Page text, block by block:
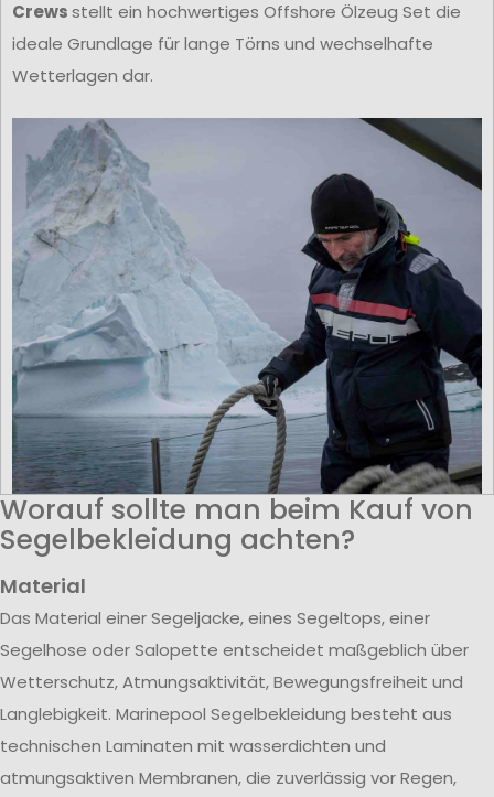
Crewsstellt ein hochwertiges Offshore Ölzeug Set die
ideale Grundlage für lange Törns und wechselhafte
Wetterlagen dar.
Worauf sollte man beim Kauf von
Segelbekleidung achten?
Material
Das Material einer Segeljacke, eines Segeltops, einer
Segelhose oder Salopette entscheidet maßgeblich über
Wetterschutz, Atmungsaktivität, Bewegungsfreiheit und
Langlebigkeit. Marinepool Segelbekleidung besteht aus
technischen Laminaten mit wasserdichten und
atmungsaktiven Membranen, die zuverlässig vor Regen,